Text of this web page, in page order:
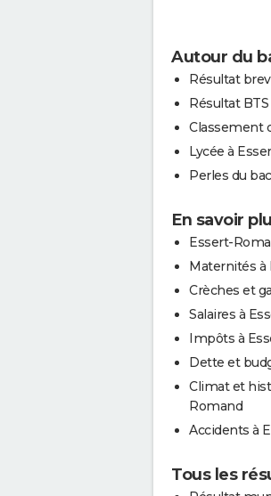
Autour du
Résultat
Résultat
Classement
Lycée à
Perles du bac
En savoir
Essert-
Maternités à
Crèches et
Salaires à
Impôts à
Dette et
Climat et
Romand
Accidents à
Tous les